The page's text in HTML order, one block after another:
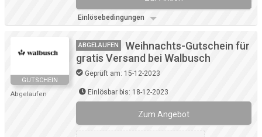
Einlösebedingungen
GUTSCHEIN
Abgelaufen
ABGELAUFEN
Weihnachts-Gutschein für
gratis Versand bei Walbusch
Geprüft am: 15-12-2023
Einlösbar bis: 18-12-2023
Zum Angebot